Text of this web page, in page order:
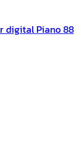
digital Piano 88